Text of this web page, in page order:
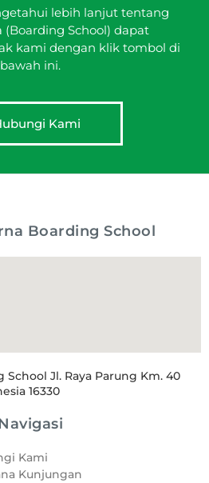
lebih lanjut tentang
(Boarding School) dapat
kami dengan klik tombol di
bawah ini.
Kami
Boarding School
Jl. Raya Parung Km. 40
16330
Kami
Kunjungan